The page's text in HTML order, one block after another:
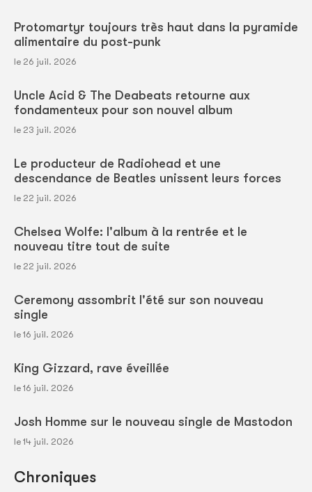
Protomartyr toujours très haut dans la pyramide
alimentaire du post-punk
le 26 juil. 2026
Uncle Acid & The Deabeats retourne aux
fondamenteux pour son nouvel album
le 23 juil. 2026
Le producteur de Radiohead et une
descendance de Beatles unissent leurs forces
le 22 juil. 2026
Chelsea Wolfe: l'album à la rentrée et le
nouveau titre tout de suite
le 22 juil. 2026
Ceremony assombrit l'été sur son nouveau
single
le 16 juil. 2026
King Gizzard, rave éveillée
le 16 juil. 2026
Josh Homme sur le nouveau single de Mastodon
le 14 juil. 2026
Chroniques